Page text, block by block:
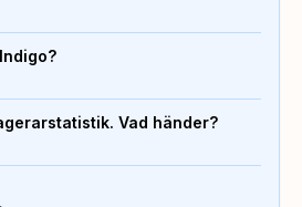
Vad händer?